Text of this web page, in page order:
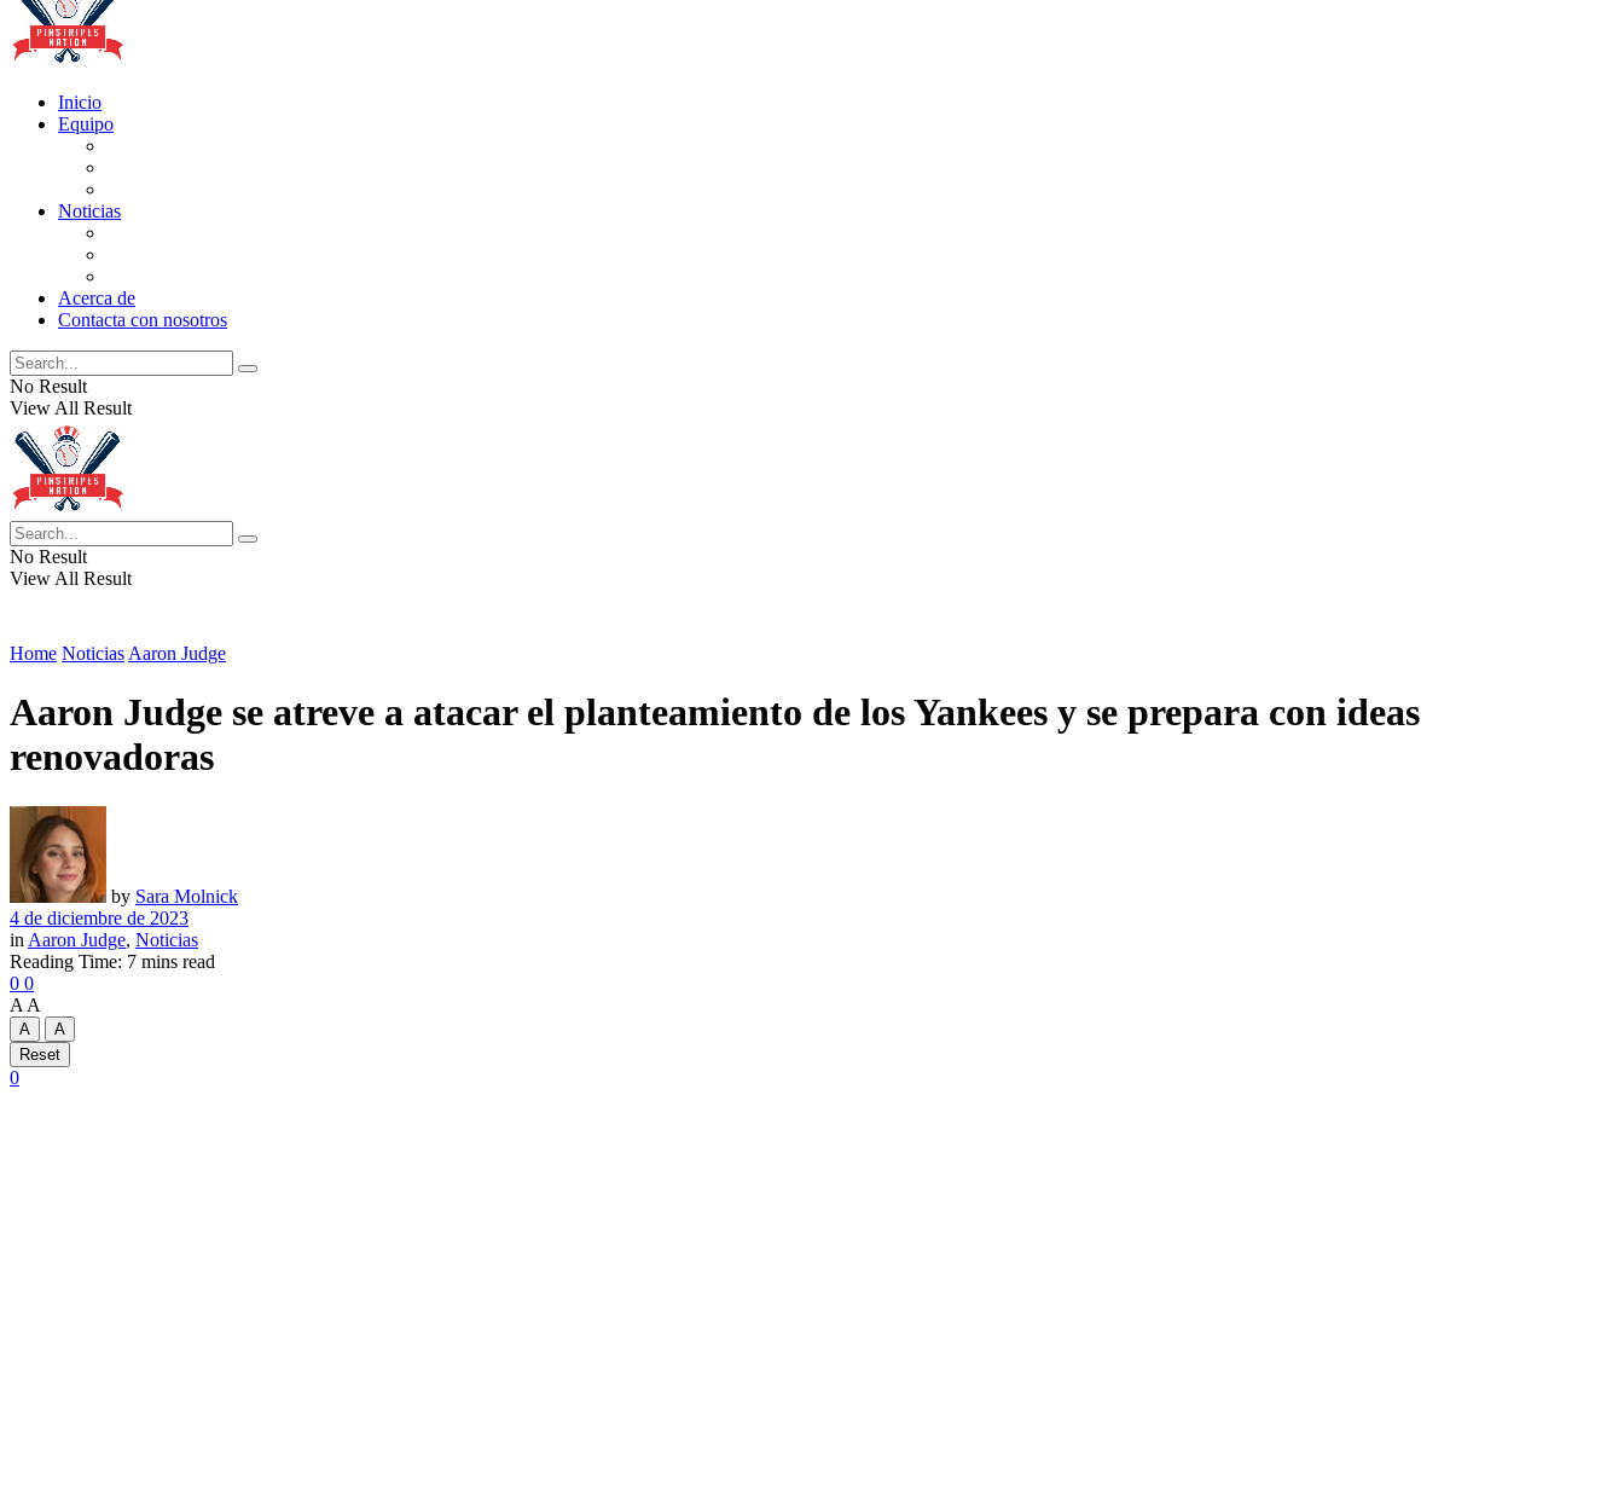
Inicio
Equipo
Noticias
Acerca de
Contacta con nosotros
No Result
View All Result
No Result
View All Result
Home Noticias Aaron Judge
Aaron Judge se atreve a atacar el planteamiento de los Yankees y se prepara con ideas
renovadoras
by Sara Molnick
4 de diciembre de 2023
in Aaron Judge, Noticias
Reading Time: 7 mins read
0 0
A A
A
A
Reset
0